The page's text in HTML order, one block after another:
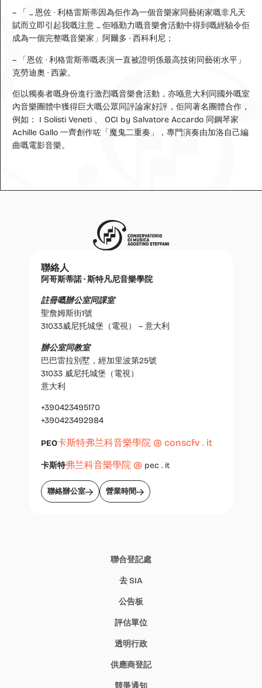
– 「 ... 恩佐 · 利格雷斯蒂因為佢作為一個音樂家同藝術家嘅非凡天
賦而立即引起我嘅注意 ... 佢喺勤力嘅音樂會活動中得到嘅經驗令佢
成為一個完整嘅音樂家」阿爾多 · 西科利尼；
– 「恩佐 · 利格雷斯蒂嘅表演一直被證明係最高技術同藝術水平」
克勞迪奧 · 西蒙。
佢以獨奏者嘅身份進行激烈嘅音樂會活動，亦喺意大利同國外嘅室
內音樂團體中獲得巨大嘅公眾同評論家好評，佢同著名團體合作，
例如： I Solisti Veneti 、 OCI by Salvatore Accardo 同鋼琴家
Achille Gallo 一齊創作咗「魔鬼二重奏」，專門演奏由加洛自己編
曲嘅電影音樂。
聯絡人
阿哥斯蒂諾 · 斯特凡尼音樂學院
註冊嘅辦公室同課室
聖詹姆斯街1號
31033威尼托城堡（電視） – 意大利
辦公室同教室
巴巴雷拉別墅，經加里波第25號
31033 威尼托城堡（電視）
意大利
+390423495170
+390423492984
PEO卡斯特弗兰科音樂學院 @ conscfv . it
卡斯特弗兰科音樂學院 @ pec . it
聯絡辦公室 營業時間
聯合登記處
去 SIA
公告板
評估單位
透明行政
供應商登記